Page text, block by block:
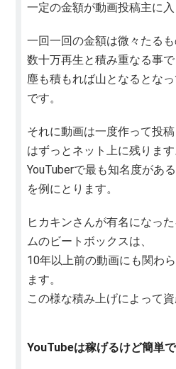
一定の金額が動画投稿主に入
一回一回の金額は微々たるも
数十万再生と積み重なる事で
塵も積もれば山となるとな
です。
それに動画は一度作って投
はずっとネット上に残ります
YouTuberで最も知名度があ
を例にとります。
ヒカキンさんが有名になっ
ムのビートボックスは、
10年以上前の動画にも関わ
ます。
この様な積み上げによって資
YouTubeは稼げるけど簡単